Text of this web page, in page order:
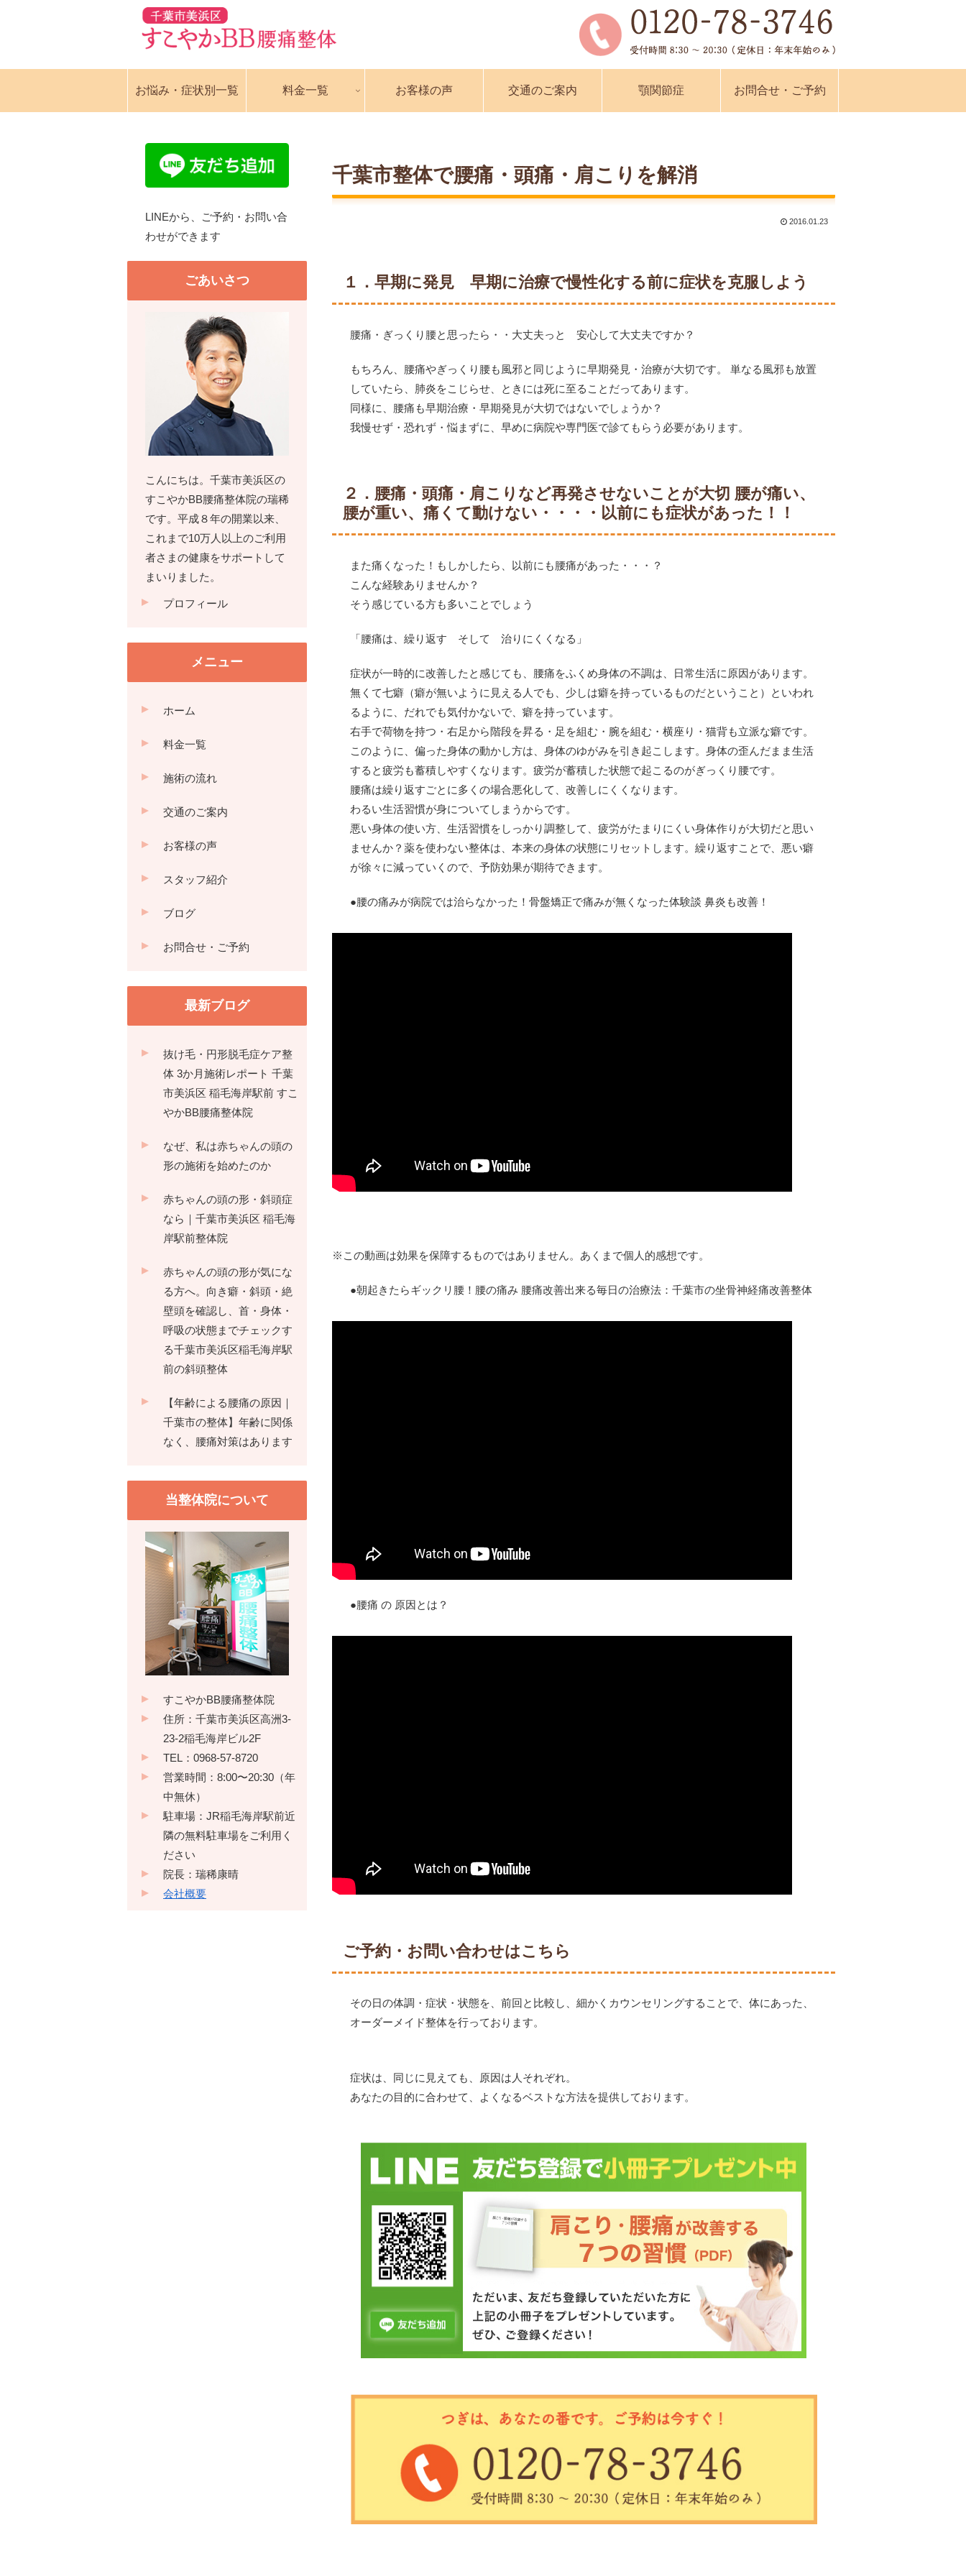
お悩み・症状別一覧 料金一覧 お客様の声 交通のご案内 顎関節症 お問合せ・ご予約
千葉市整体で腰痛・頭痛・肩こりを解消
2016.01.23
１．早期に発見 早期に治療で慢性化する前に症状を克服しよう
腰痛・ぎっくり腰と思ったら・・大丈夫っと 安心して大丈夫ですか？
もちろん、腰痛やぎっくり腰も風邪と同じように早期発見・治療が大切です。 単なる風邪も放置
していたら、肺炎をこじらせ、ときには死に至ることだってあります。
同様に、腰痛も早期治療・早期発見が大切ではないでしょうか？
我慢せず・恐れず・悩まずに、早めに病院や専門医で診てもらう必要があります。
２．腰痛・頭痛・肩こりなど再発させないことが大切 腰が痛い、
腰が重い、痛くて動けない・・・・以前にも症状があった！！
また痛くなった！もしかしたら、以前にも腰痛があった・・・？
こんな経験ありませんか？
そう感じている方も多いことでしょう
「腰痛は、繰り返す そして 治りにくくなる」
症状が一時的に改善したと感じても、腰痛をふくめ身体の不調は、日常生活に原因があります。
無くて七癖（癖が無いように見える人でも、少しは癖を持っているものだということ）といわれ
るように、だれでも気付かないで、癖を持っています。
右手で荷物を持つ・右足から階段を昇る・足を組む・腕を組む・横座り・猫背も立派な癖です。
このように、偏った身体の動かし方は、身体のゆがみを引き起こします。身体の歪んだまま生活
すると疲労も蓄積しやすくなります。疲労が蓄積した状態で起こるのがぎっくり腰です。
腰痛は繰り返すごとに多くの場合悪化して、改善しにくくなります。
わるい生活習慣が身についてしまうからです。
悪い身体の使い方、生活習慣をしっかり調整して、疲労がたまりにくい身体作りが大切だと思い
ませんか？薬を使わない整体は、本来の身体の状態にリセットします。繰り返すことで、悪い癖
が徐々に減っていくので、予防効果が期待できます。
●腰の痛みが病院では治らなかった！骨盤矯正で痛みが無くなった体験談 鼻炎も改善！
※この動画は効果を保障するものではありません。あくまで個人的感想です。
●朝起きたらギックリ腰！腰の痛み 腰痛改善出来る毎日の治療法：千葉市の坐骨神経痛改善整体
●腰痛 の 原因とは？
ご予約・お問い合わせはこちら
その日の体調・症状・状態を、前回と比較し、細かくカウンセリングすることで、体にあった、
オーダーメイド整体を行っております。
症状は、同じに見えても、原因は人それぞれ。
あなたの目的に合わせて、よくなるベストな方法を提供しております。
LINEから、ご予約・お問い合
わせができます
ごあいさつ
こんにちは。千葉市美浜区の
すこやかBB腰痛整体院の瑞稀
です。平成８年の開業以来、
これまで10万人以上のご利用
者さまの健康をサポートして
まいりました。
プロフィール
メニュー
ホーム
料金一覧
施術の流れ
交通のご案内
お客様の声
スタッフ紹介
ブログ
お問合せ・ご予約
最新ブログ
抜け毛・円形脱毛症ケア整
体 3か月施術レポート 千葉
市美浜区 稲毛海岸駅前 すこ
やかBB腰痛整体院
なぜ、私は赤ちゃんの頭の
形の施術を始めたのか
赤ちゃんの頭の形・斜頭症
なら｜千葉市美浜区 稲毛海
岸駅前整体院
赤ちゃんの頭の形が気にな
る方へ。向き癖・斜頭・絶
壁頭を確認し、首・身体・
呼吸の状態までチェックす
る千葉市美浜区稲毛海岸駅
前の斜頭整体
【年齢による腰痛の原因｜
千葉市の整体】年齢に関係
なく、腰痛対策はあります
当整体院について
すこやかBB腰痛整体院
住所：千葉市美浜区高洲3-
23-2稲毛海岸ビル2F
TEL：0968-57-8720
営業時間：8:00〜20:30（年
中無休）
駐車場：JR稲毛海岸駅前近
隣の無料駐車場をご利用く
ださい
院長：瑞稀康晴
会社概要